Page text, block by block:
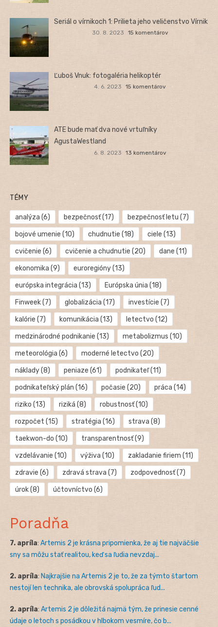
Seriál o vírnikoch 1: Prilieta jeho veličenstvo Vírnik
30. 8. 2023 15 komentárov
Ľuboš Vnuk: fotogaléria helikoptér
4. 6. 2023 15 komentárov
ATE bude mať dva nové vrtuľníky
AgustaWestland
6. 8. 2023 13 komentárov
TÉMY
analýza (6) bezpečnosť(17) bezpečnosť letu (7)
bojové umenie (10) chudnutie (18) ciele (13)
cvičenie (6) cvičenie a chudnutie (20) dane (11)
ekonomika (9) euroregióny(13)
európska integrácia (13) Európska únia (18)
Finweek(7) globalizácia (17) investície (7)
kalórie (7) komunikácia (13) letectvo (12)
medzinárodné podnikanie (13) metabolizmus (10)
meteorológia (6) moderné letectvo (20)
náklady(8) peniaze (61) podnikateľ(11)
podnikateľský plán (16) počasie (20) práca (14)
riziko (13) riziká (8) robustnosť(10)
rozpočet (15) stratégia (16) strava (8)
taekwon-do (10) transparentnosť(9)
vzdelávanie (10) výživa (10) zakladanie firiem (11)
zdravie (6) zdravá strava (7) zodpovednosť(7)
úrok(8) účtovníctvo (6)
Poradňa
7. apríla: Artemis 2 je krásna pripomienka, že aj tie najväčšie
sny sa môžu stať realitou, keď sa ľudia nevzdaj...
2. apríla: Najkrajšie na Artemis 2 je to, že za týmto štartom
nestojí len technika, ale obrovská spolupráca ľud...
2. apríla: Artemis 2 je dôležitá najmä tým, že prinesie cenné
údaje o letoch s posádkou v hlbokom vesmíre, čo b...